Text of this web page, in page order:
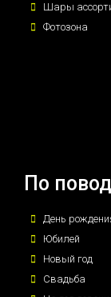
Шары
Фотозона
По
День
Юбилей
Новый год
Свадьба